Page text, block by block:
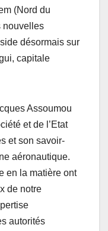
(Nord du
nouvelles
désormais sur
capitale
Assoumou
et de l’Etat
et son savoir-
aéronautique.
en la matière ont
de notre
autorités